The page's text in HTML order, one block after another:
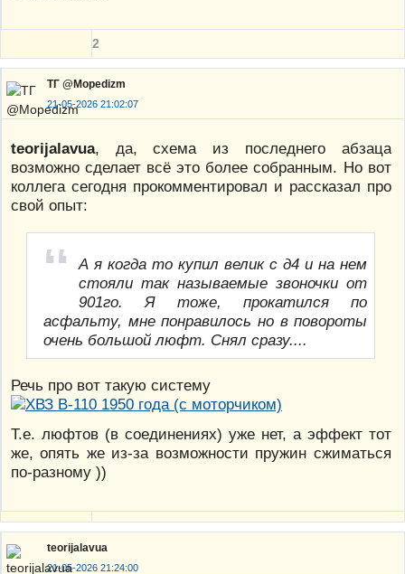
2
ТГ @Mopedizm
21-05-2026 21:02:07
teorijalavua, да, схема из последнего абзаца
возможно сделает всё это более собранным. Но вот
коллега сегодня прокомментировал и рассказал про
свой опыт:
А я когда то купил велик с д4 и на нем
стояли так называемые звоночки от
901го. Я тоже, прокатился по
асфальту, мне понравилось но в повороты
очень большой люфт. Снял сразу....
Речь про вот такую систему
Т.е. люфтов (в соединениях) уже нет, а эффект тот
же, опять же из-за возможности пружин сжиматься
по-разному ))
teorijalavua
21-05-2026 21:24:00